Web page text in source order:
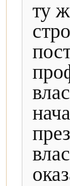
ту